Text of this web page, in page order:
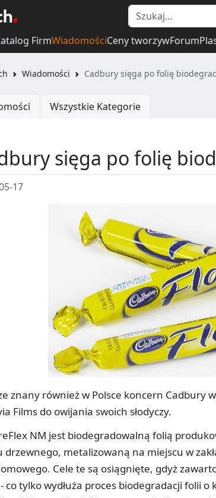
FirmWiadomościCeny tworzywForum
Wiadomości Cadbury sięga po folię
Wszystkie Kategorie
sięga po folię
17
znany również w Polsce koncern Cadbury
Films do owijania swoich słodyczy.
NM jest biodegradowalną folią
drzewnego, metalizowaną na miejscu w
Cele te są osiągnięte, gdyż
co tylko wydłuża proces biodegradacji folii